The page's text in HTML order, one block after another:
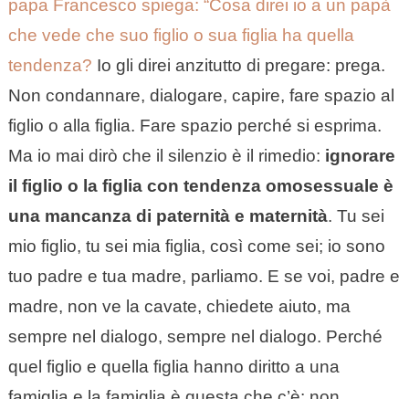
papa Francesco spiega: “Cosa direi io a un papà
che vede che suo figlio o sua figlia ha quella
tendenza? Io gli direi anzitutto di pregare: prega.
Non condannare, dialogare, capire, fare spazio al
figlio o alla figlia. Fare spazio perché si esprima.
Ma io mai dirò che il silenzio è il rimedio: ignorare
il figlio o la figlia con tendenza omosessuale è
una mancanza di paternità e maternità. Tu sei
mio figlio, tu sei mia figlia, così come sei; io sono
tuo padre e tua madre, parliamo. E se voi, padre e
madre, non ve la cavate, chiedete aiuto, ma
sempre nel dialogo, sempre nel dialogo. Perché
quel figlio e quella figlia hanno diritto a una